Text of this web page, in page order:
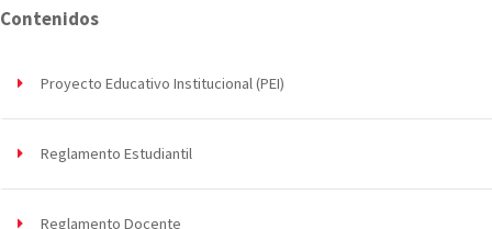
Contenidos
Proyecto Educativo Institucional (PEI)
Reglamento Estudiantil
Reglamento Docente